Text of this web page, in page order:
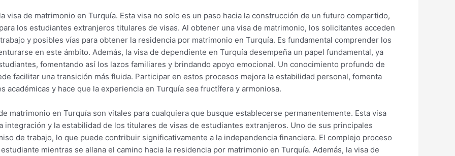
visa de matrimonio en Turquía. Esta visa no solo es un paso hacia la construcción de un futuro compartido,
los estudiantes extranjeros titulares de visas. Al obtener una visa de matrimonio, los solicitantes acceden
y posibles vías para obtener la residencia por matrimonio en Turquía. Es fundamental comprender los
en este ámbito. Además, la visa de dependiente en Turquía desempeña un papel fundamental, ya
fomentando así los lazos familiares y brindando apoyo emocional. Un conocimiento profundo de
facilitar una transición más fluida. Participar en estos procesos mejora la estabilidad personal, fomenta
académicas y hace que la experiencia en Turquía sea fructífera y armoniosa.
matrimonio en Turquía son vitales para cualquiera que busque establecerse permanentemente. Esta visa
y la estabilidad de los titulares de visas de estudiantes extranjeros. Uno de sus principales
de trabajo, lo que puede contribuir significativamente a la independencia financiera. El complejo proceso
mientras se allana el camino hacia la residencia por matrimonio en Turquía. Además, la visa de